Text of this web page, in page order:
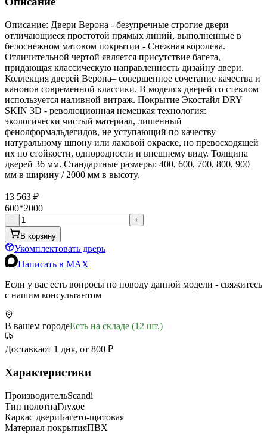
Описание: Двери Верона - безупречные строгие двери
отличающиеся простотой прямых линий, выполненные в
белоснежном матовом покрытии - Снежная королева.
Отличительной чертой является присутствие багета,
придающая классическую направленность дизайну двери.
Коллекция дверей Верона– совершенное сочетание качества и
канонов современной классики. В моделях дверей со стеклом
используется наливной витраж. Покрытие Экостайл DRY
SKIN 3D - революционная немецкая технология:
экологически чистый материал, лишенный
фенолформальдегидов, не уступающий по качеству
натуральному шпону или лаковой окраске, но превосходящей
их по стойкости, однородности и внешнему виду. Толщина
дверей 36 мм. Стандартные размеры: 400, 600, 700, 800, 900
мм в ширину / 2000 мм в высоту.
13 563 ₽
600*2000
−
+
В корзину
Укомплектовать дверь
Написать в MAX
Если у вас есть вопросы по поводу данной модели - свяжитесь
с нашим консультантом
В вашем городеЕсть на складе (12 шт.)
Доставкаот 1 дня, от 800 ₽
Характеристики
ПроизводительScandi
Тип полотнаГлухое
Каркас двериБагето-щитовая
Материал покрытияПВХ